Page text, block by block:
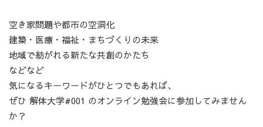
空き家問題や都市の空洞化
建築・医療・福祉・まちづくりの未来
地域で紡がれる新たな共創のかたち
などなど
気になるキーワードがひとつでもあれば、
ぜひ 解体大学#001 のオンライン勉強会に参加してみません
か？